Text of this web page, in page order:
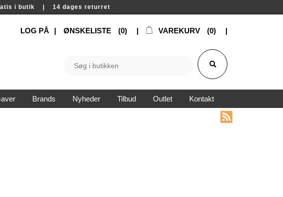
i butik | 14 dages returret
LOG PÅ ØNSKELISTE (0) VAREKURV (0)
Brands Nyheder Tilbud Outlet Kontakt